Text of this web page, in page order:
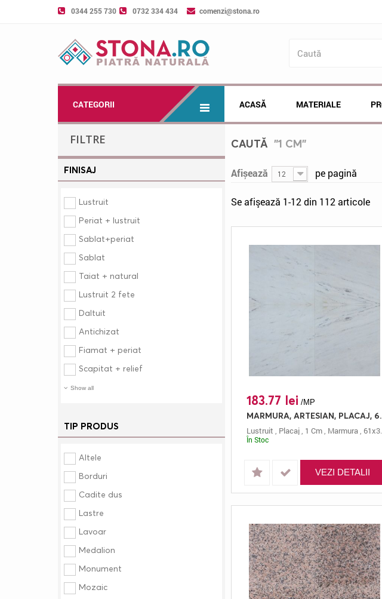
0344 255 730 0732 334 434 comenzi@stona.ro
CATEGORII ACASĂ MATERIALE
FILTRE
FINISAJ
Lustruit
Periat + lustruit
Sablat+periat
Sablat
Taiat + natural
Lustruit 2 fete
Daltuit
Antichizat
Fiamat + periat
Scapitat + relief
Show all
TIP PRODUS
Altele
Borduri
Cadite dus
Lastre
Lavoar
Medalion
Monument
Mozaic
CAUTĂ "1 CM"
Afișează 12 pe pagină
Se afişează 1-12 din 112 articole
183.77 lei /MP
Lustruit , Placaj, 1 Cm, Marmura, 61x30.5
În Stoc
VEZI DETALII